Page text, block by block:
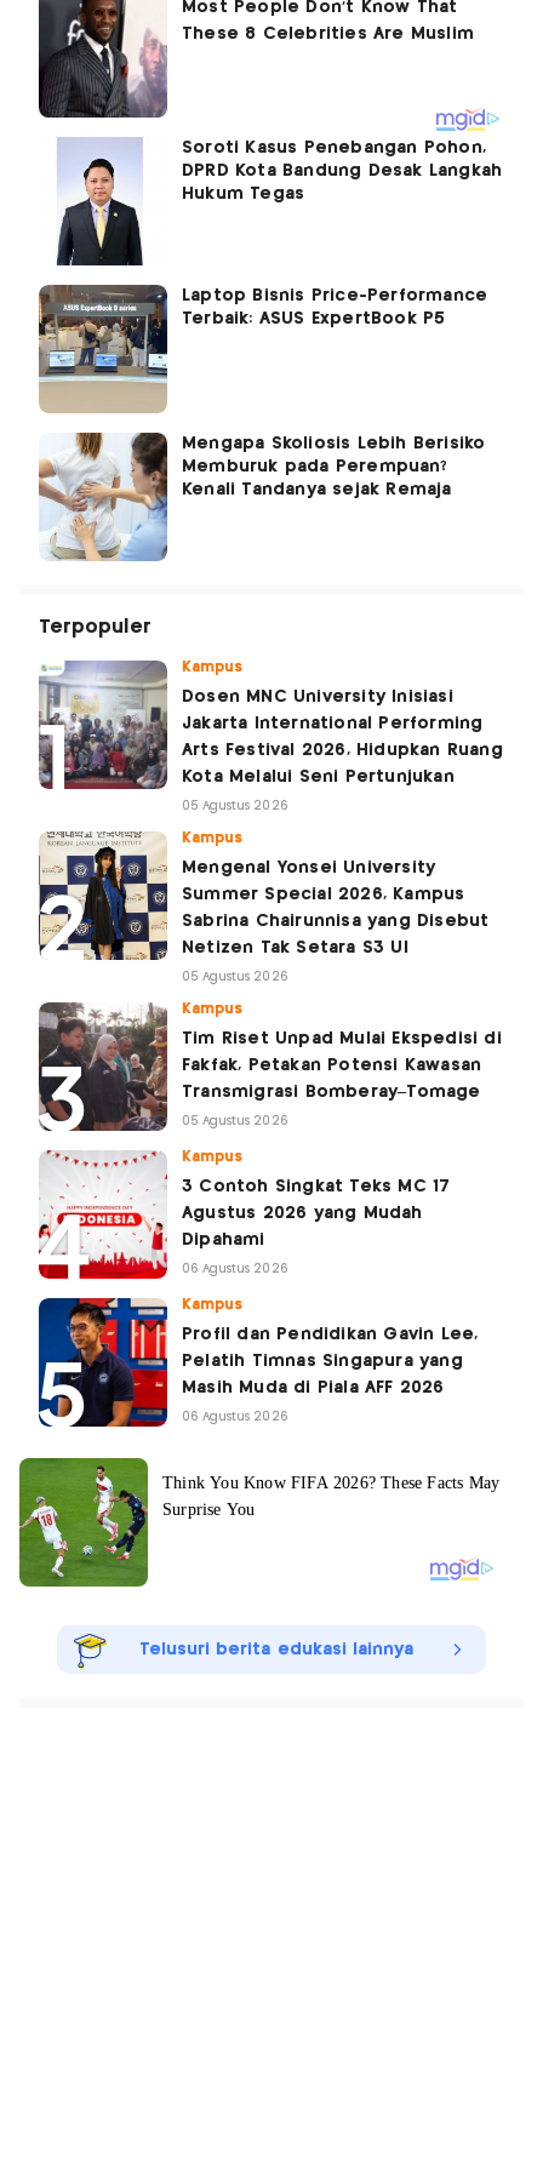
Soroti Kasus Penebangan Pohon,
DPRD Kota Bandung Desak Langkah
Hukum Tegas
Laptop Bisnis Price-Performance
Terbaik: ASUS ExpertBook P5
Mengapa Skoliosis Lebih Berisiko
Memburuk pada Perempuan?
Kenali Tandanya sejak Remaja
Terpopuler
Kampus
Dosen MNC University Inisiasi
Jakarta International Performing
Arts Festival 2026, Hidupkan Ruang
Kota Melalui Seni Pertunjukan
05 Agustus 2026
Kampus
Mengenal Yonsei University
Summer Special 2026, Kampus
Sabrina Chairunnisa yang Disebut
Netizen Tak Setara S3 UI
05 Agustus 2026
Kampus
Tim Riset Unpad Mulai Ekspedisi di
Fakfak, Petakan Potensi Kawasan
Transmigrasi Bomberay–Tomage
05 Agustus 2026
Kampus
3 Contoh Singkat Teks MC 17
Agustus 2026 yang Mudah
Dipahami
06 Agustus 2026
Kampus
Profil dan Pendidikan Gavin Lee,
Pelatih Timnas Singapura yang
Masih Muda di Piala AFF 2026
06 Agustus 2026
Telusuri berita edukasi lainnya